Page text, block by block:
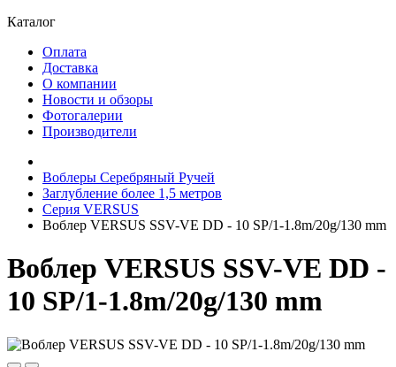
Каталог
Оплата
Доставка
О компании
Новости и обзоры
Фотогалерии
Производители
Воблеры Серебряный Ручей
Заглубление более 1,5 метров
Серия VERSUS
Воблер VERSUS SSV-VE DD - 10 SP/1-1.8m/20g/130 mm
Воблер VERSUS SSV-VE DD -
10 SP/1-1.8m/20g/130 mm